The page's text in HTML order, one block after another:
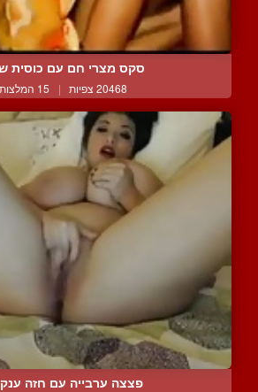
סקס מצרי חם עם כוסית
20468 צפיות | 15 המלצות
פצצה ערבייה עם חזה